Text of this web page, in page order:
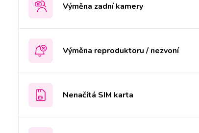
Výměna zadní kamery
Výměna reproduktoru / nezvoní
Nenačítá SIM karta